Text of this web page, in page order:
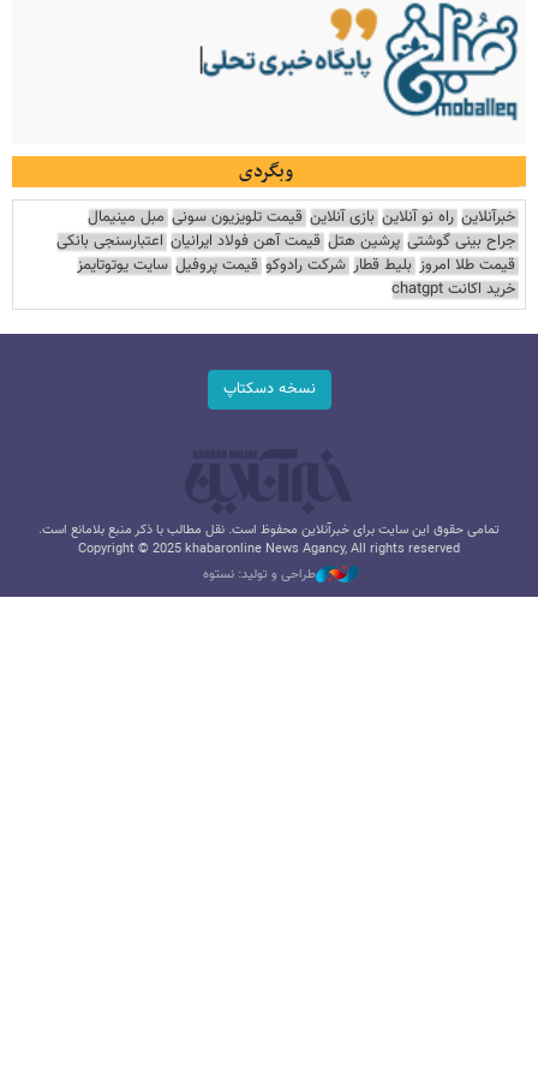
وبگردی
خبرآنلاین راه نو آنلاین بازی آنلاین قیمت تلویزیون سونی مبل مینیمال
جراح بینی گوشتی پرشین هتل قیمت آهن فولاد ایرانیان اعتبارسنجی بانکی
قیمت طلا امروز بلیط قطار شرکت رادوکو قیمت پروفیل سایت یوتوتایمز
خرید اکانت chatgpt
نسخه دسکتاپ
تمامی حقوق این سایت برای خبرآنلاین محفوظ است. نقل مطالب با ذکر منبع بلامانع است.
Copyright © 2025 khabaronline News Agancy, All rights reserved
طراحی و تولید: نستوه